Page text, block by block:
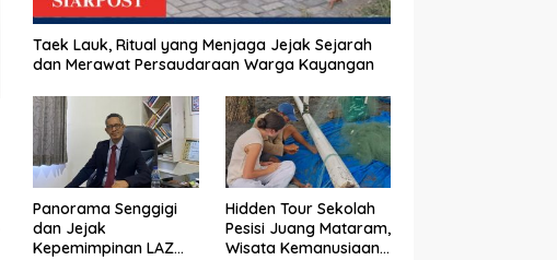
Taek Lauk, Ritual yang Menjaga Jejak Sejarah
dan Merawat Persaudaraan Warga Kayangan
Panorama Senggigi
dan Jejak
Kepemimpinan LAZ
Hidden Tour Sekolah
Pesisi Juang Mataram,
Wisata Kemanusiaan